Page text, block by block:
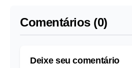
Comentários (0)
Deixe seu comentário